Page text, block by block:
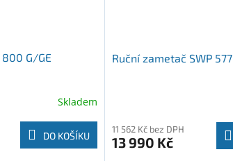
G/GE
Skladem
DO KOŠÍKU
Ruční zametač SWP 577
11 562 Kč bez DPH
13 990 Kč